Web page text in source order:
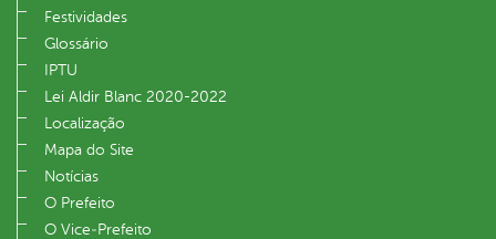
Festividades
Glossário
IPTU
Lei Aldir Blanc 2020-2022
Localização
Mapa do Site
Notícias
O Prefeito
O Vice‐Prefeito